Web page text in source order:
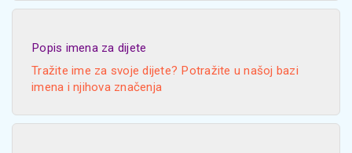
Popis imena za dijete
Tražite ime za svoje dijete? Potražite u našoj bazi
imena i njihova značenja